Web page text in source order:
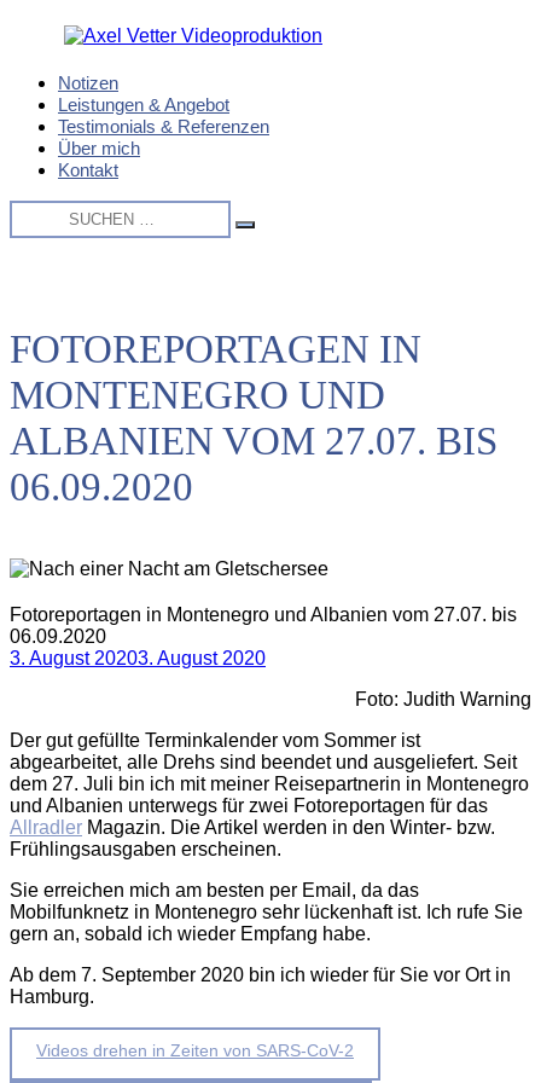
springen
Axel
Vetter
Videoproduktion
Imagefilme
Eventfilme
Produktfilme
Notizen
Leistungen & Angebot
Testimonials & Referenzen
Über mich
Kontakt
Suche
nach:
Suchen
FOTOREPORTAGEN IN
MONTENEGRO UND
ALBANIEN VOM 27.07. BIS
06.09.2020
Fotoreportagen in Montenegro und Albanien vom 27.07. bis
06.09.2020
3. August 20203. August 2020
Foto: Judith Warning
Der gut gefüllte Terminkalender vom Sommer ist
abgearbeitet, alle Drehs sind beendet und ausgeliefert. Seit
dem 27. Juli bin ich mit meiner Reisepartnerin in Montenegro
und Albanien unterwegs für zwei Fotoreportagen für das
Allradler Magazin. Die Artikel werden in den Winter- bzw.
Frühlingsausgaben erscheinen.
Sie erreichen mich am besten per Email, da das
Mobilfunknetz in Montenegro sehr lückenhaft ist. Ich rufe Sie
gern an, sobald ich wieder Empfang habe.
Ab dem 7. September 2020 bin ich wieder für Sie vor Ort in
Hamburg.
Beitragsnavigation
Videos drehen in Zeiten von SARS-CoV-2